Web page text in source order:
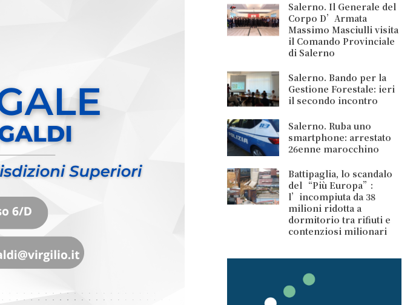
Salerno. Il Generale del
Corpo D’Armata
Massimo Masciulli visita
il Comando Provinciale
di Salerno
Salerno. Bando per la
Gestione Forestale: ieri
il secondo incontro
Salerno. Ruba uno
smartphone: arrestato
26enne marocchino
Battipaglia, lo scandalo
del “Più Europa”:
l’incompiuta da 38
milioni ridotta a
dormitorio tra rifiuti e
contenziosi milionari